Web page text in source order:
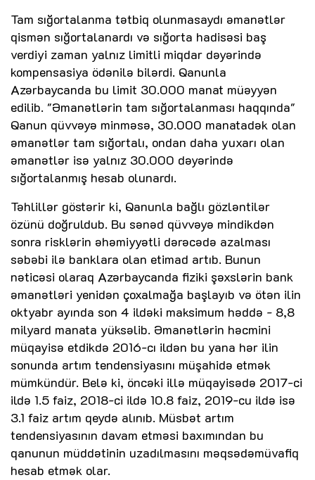
Tam sığortalanma tətbiq olunmasaydı əmanətlər
qismən sığortalanardı və sığorta hadisəsi baş
verdiyi zaman yalnız limitli miqdar dəyərində
kompensasiya ödənilə bilərdi. Qanunla
Azərbaycanda bu limit 30.000 manat müəyyən
edilib. "Əmanətlərin tam sığortalanması haqqında"
Qanun qüvvəyə minməsə, 30.000 manatadək olan
əmanətlər tam sığortalı, ondan daha yuxarı olan
əmanətlər isə yalnız 30.000 dəyərində
sığortalanmış hesab olunardı.
Təhlillər göstərir ki, Qanunla bağlı gözləntilər
özünü doğruldub. Bu sənəd qüvvəyə mindikdən
sonra risklərin əhəmiyyətli dərəcədə azalması
səbəbi ilə banklara olan etimad artıb. Bunun
nəticəsi olaraq Azərbaycanda fiziki şəxslərin bank
əmanətləri yenidən çoxalmağa başlayıb və ötən ilin
oktyabr ayında son 4 ildəki maksimum həddə - 8,8
milyard manata yüksəlib. Əmanətlərin həcmini
müqayisə etdikdə 2016-cı ildən bu yana hər ilin
sonunda artım tendensiyasını müşahidə etmək
mümkündür. Belə ki, öncəki illə müqayisədə 2017-ci
ildə 1.5 faiz, 2018-ci ildə 10.8 faiz, 2019-cu ildə isə
3.1 faiz artım qeydə alınıb. Müsbət artım
tendensiyasının davam etməsi baxımından bu
qanunun müddətinin uzadılmasını məqsədəmüvafiq
hesab etmək olar.